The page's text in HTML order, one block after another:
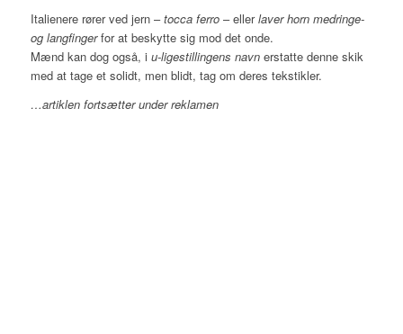
Italienere rører ved jern –tocca ferro– ellerlaver horn medringe-
og langfingerfor at beskytte sig mod det onde.
Mænd kan dog også, i u-ligestillingens navnerstatte denne skik
med at tage et solidt, men blidt, tag om deres tekstikler.
…artiklen fortsætter under reklamen